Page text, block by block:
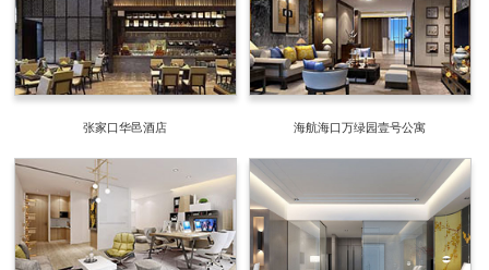
张家口华邑酒店 海航海口万绿园壹号公寓